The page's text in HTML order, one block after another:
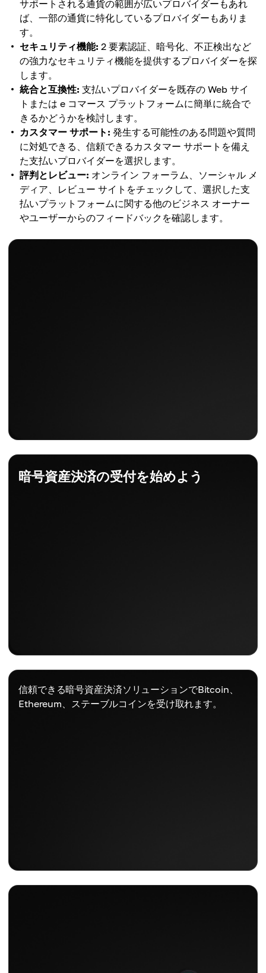
サポートされる通貨の範囲が広いプロバイダーもあれ
ば、一部の通貨に特化しているプロバイダーもありま
す。
セキュリティ機能: 2 要素認証、暗号化、不正検出など
の強力なセキュリティ機能を提供するプロバイダーを探
します。
統合と互換性: 支払いプロバイダーを既存の Web サイ
トまたは e コマース プラットフォームに簡単に統合で
きるかどうかを検討します。
カスタマー サポート: 発生する可能性のある問題や質問
に対処できる、信頼できるカスタマー サポートを備え
た支払いプロバイダーを選択します。
評判とレビュー: オンライン フォーラム、ソーシャル メ
ディア、レビュー サイトをチェックして、選択した支
払いプラットフォームに関する他のビジネス オーナー
やユーザーからのフィードバックを確認します。
暗号資産決済の受付を始めよう
信頼できる暗号資産決済ソリューションでBitcoin、
Ethereum、ステーブルコインを受け取れます。